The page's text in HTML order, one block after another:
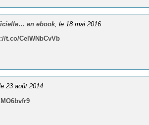
en ebook, le 18 mai 2016
t.co/CelWNbCvVb
le 23 août 2014